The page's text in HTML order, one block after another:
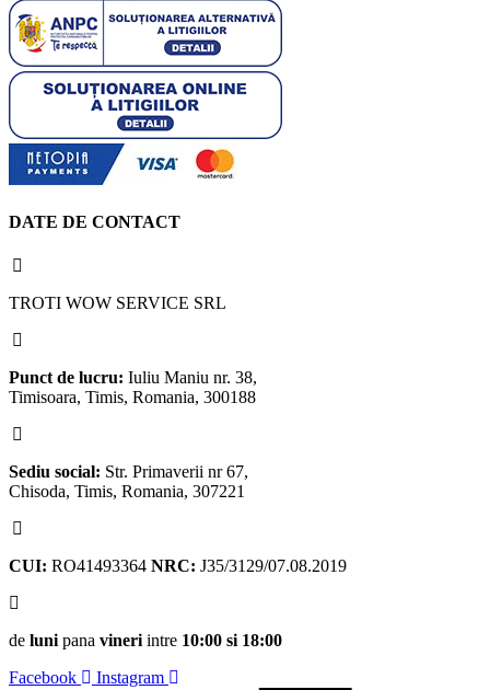
DATE DE CONTACT
TROTI WOW SERVICE SRL
Punct de lucru: Iuliu Maniu nr. 38,
Timisoara, Timis, Romania, 300188
Sediu social: Str. Primaverii nr 67,
Chisoda, Timis, Romania, 307221
CUI: RO41493364 NRC: J35/3129/07.08.2019
de luni pana vineri intre 10:00 si 18:00
Facebook
Instagram